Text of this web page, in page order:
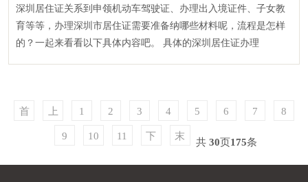
深圳居住证关系到申领机动车驾驶证、办理出入境证件、子女教
育等等，办理深圳市居住证需要准备纳哪些材料呢，流程是怎样
的？一起来看看以下具体内容吧。 具体的深圳居住证办理
首
上
1 2 3 4 5 6 7 8
9 10 11
下
末
共 30页175条